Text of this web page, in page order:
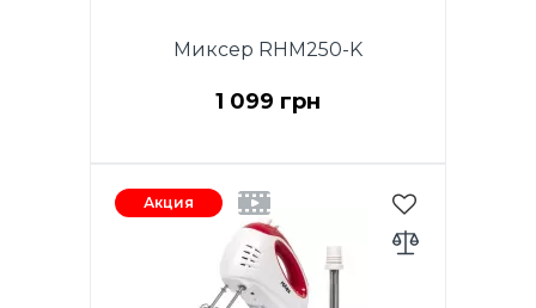
Миксер RHM250-K
1 099 грн
TURBO. 5 скоростей.
Хромированные насадки. 2
венчика для взбивания яиц и
кремов. Насадки для теста.
Кнопка извлечения насадок.
Акция